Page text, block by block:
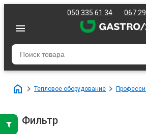
050 335 61 34 067
Тепловое оборудование
Фильтр